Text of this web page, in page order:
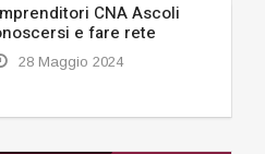
CNA Ascoli
e fare rete
28 Maggio 2024